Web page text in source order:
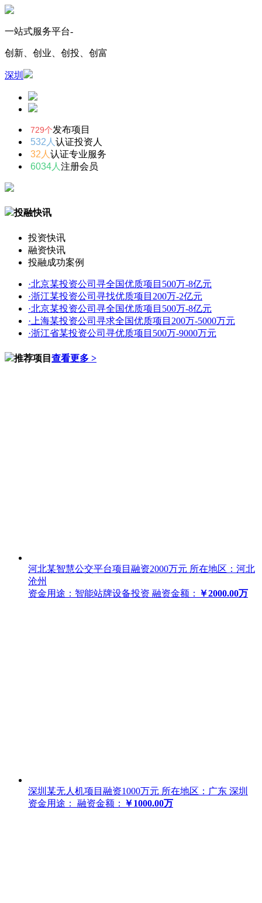
一站式服务平台-
创新、创业、创投、创富
深圳
729个发布项目
532人 认证投资人
32人 认证专业服务
6034人 注册会员
投融快讯
投资快讯
融资快讯
投融成功案例
·北京某投资公司寻全国优质项目500万-8亿元
·浙江某投资公司寻找优质项目200万-2亿元
·北京某投资公司寻全国优质项目500万-8亿元
· 上海某投资公司寻求全国优质项目200万-5000万元
·浙江省某投资公司寻优质项目500万-9000万元
推荐项目 查看更多 >
河北某智慧公交平台项目融资2000万元 所在地区：河北
沧州
资金用途：智能站牌设备投资 融资金额： ￥2000.00万
深圳某无人机项目融资1000万元 所在地区：广东 深圳
资金用途：
融资金额： ￥1000.00万